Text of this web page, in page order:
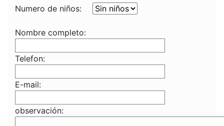
Numero de niños:
Nombre completo:
Telefon:
E-mail:
observación: